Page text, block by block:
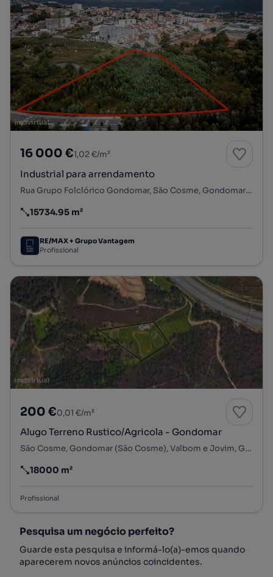
16 000 €1,02 €/m²
Industrial para arrendamento
Rua Grupo Folclórico Gondomar, São Cosme, Gondomar (São Cosme), Valbom e Jovim, Gondomar, Porto
Preço por metro quadrado
15734.95 m²
RE/MAX + Grupo Vantagem
Profissional
200 €0,01 €/m²
Alugo Terreno Rustico/Agricola - Gondomar
São Cosme, Gondomar (São Cosme), Valbom e Jovim, Gondomar, Porto
Preço por metro quadrado
18000 m²
Profissional
Pesquisa um negócio perfeito?
Guarde esta pesquisa e informá-lo(a)-emos quando
aparecerem novos anúncios coincidentes.